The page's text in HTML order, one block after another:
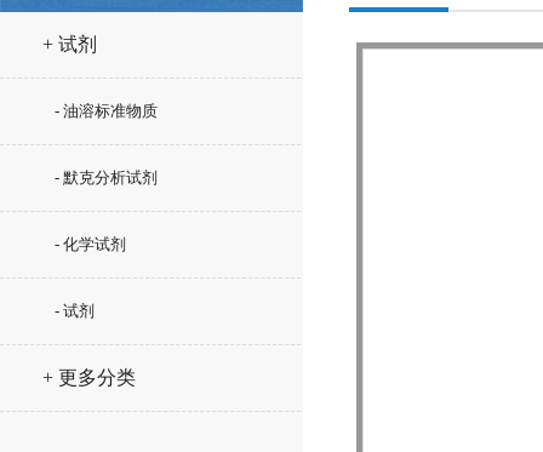
+ 试剂
- 油溶标准物质
- 默克分析试剂
- 化学试剂
- 试剂
+ 更多分类